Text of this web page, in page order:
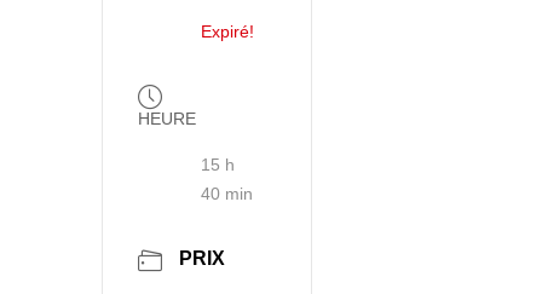
Expiré!
HEURE
15 h
40 min
PRIX